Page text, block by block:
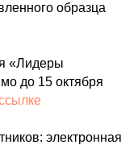
образца
«Лидеры
до 15 октября
электронная